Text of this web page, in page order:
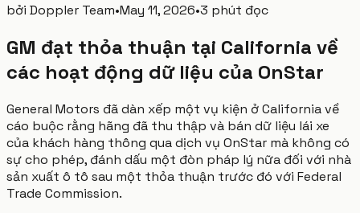
bởi Doppler Team•May 11, 2026•3 phút đọc
GM đạt thỏa thuận tại California về
các hoạt động dữ liệu của OnStar
General Motors đã dàn xếp một vụ kiện ở California về
cáo buộc rằng hãng đã thu thập và bán dữ liệu lái xe
của khách hàng thông qua dịch vụ OnStar mà không có
sự cho phép, đánh dấu một đòn pháp lý nữa đối với nhà
sản xuất ô tô sau một thỏa thuận trước đó với Federal
Trade Commission.